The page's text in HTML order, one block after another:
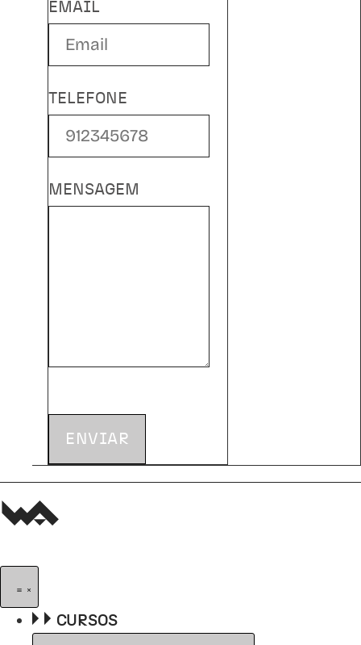
EMAIL
TELEFONE
MENSAGEM
ENVIAR
CURSOS